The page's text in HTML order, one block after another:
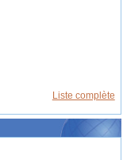
Liste complète